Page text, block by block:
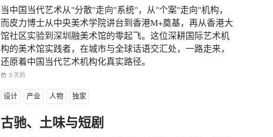
当中国当代艺术从"分散"走向"系统"，从"个案"走向"机构，
而皮力博士从中央美术学院讲台到香港M+奠基，再从香港大
馆社区实验到深圳融美术馆的零起飞。这位深耕国际艺术机
构的美术馆实践者，在城市与全球话语交汇处，一路走来，
还原着中国当代艺术机构化真实路径。
today 3 天前
设计 产业 人物 独家
古驰、土味与短剧